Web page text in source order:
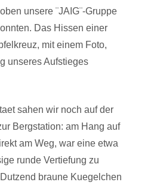
unsere ¨JAIG¨-Gruppe
Das Hissen einer
mit einem Foto,
unseres Aufstieges
sahen wir noch auf der
Bergstation: am Hang auf
am Weg, war eine etwa
runde Vertiefung zu
braune Kuegelchen